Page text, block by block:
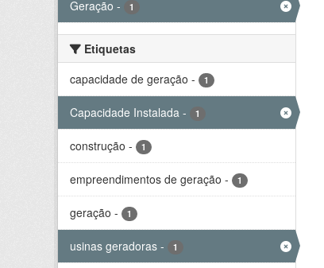
Geração - 1
Etiquetas
capacidade de geração - 1
Capacidade Instalada - 1
construção - 1
empreendimentos de geração - 1
geração - 1
usinas geradoras - 1